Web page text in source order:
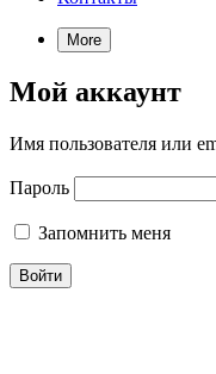
More
Мой аккаунт
Имя пользователя или
Пароль
Запомнить меня